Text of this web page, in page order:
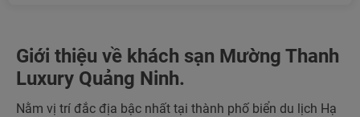
Giới thiệu về khách sạn Mường Thanh
Luxury Quảng Ninh.
Nằm vị trí đắc địa bậc nhất tại thành phố biển du lịch Hạ